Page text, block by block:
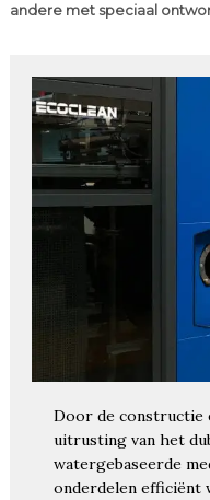
andere met speciaal
Door de constructie
uitrusting van het
watergebaseerde
onderdelen efficiënt